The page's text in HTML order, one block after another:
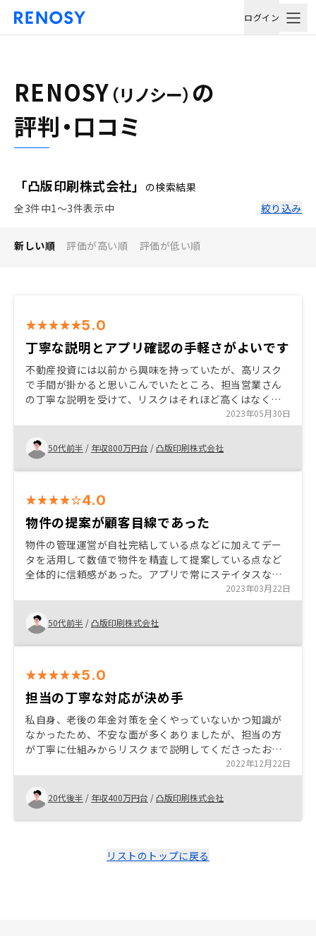
ログイン
RENOSY （リノシー） の
評判・口コミ
「凸版印刷株式会社」
の検索結果
全3件中1〜3件表示中
絞り込み
新しい順 評価が高い順 評価が低い順
5.0
丁寧な説明とアプリ確認の手軽さがよいです
不動産投資には以前から興味を持っていたが、高リスク
で手間が掛かると思いこんでいたところ、担当営業さん
の丁寧な説明を受けて、リスクはそれほど高くはなく、
アプリで全体確認できる手軽さでサラリーマンでも手間
が掛かからない事が購入の大きなきっかけです。また、
良い物件の紹介いただきましたので購入を決定しまし
2023年05月30日
50代前半 / 年収800万円台 / 凸版印刷株式会社
4.0
物件の提案が顧客目線であった
物件の管理運営が自社完結している点などに加えてデー
タを活用して数値で物件を精査して提案している点など
全体的に信頼感があった。アプリで常にステイタスなど
の管理や確定申告のサポートなども嬉しい機能と感じ
た。
2023年03月22日
50代前半 / 凸版印刷株式会社
5.0
担当の丁寧な対応が決め手
私自身、老後の年金対策を全くやっていないかつ知識が
なかったため、不安な面が多くありましたが、担当の方
が丁寧に仕組みからリスクまで説明してくださったおか
げで、前向きに始めることができました。また、当社の
目的である、年金対策以外にも様々なメリットが多くあ
り、やらない理由はなかったです。
2022年12月22日
20代後半 / 年収400万円台 / 凸版印刷株式会社
リストのトップに戻る